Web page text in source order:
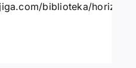
biblioteka/horizonti/